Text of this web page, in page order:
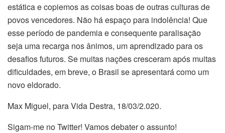
estática e copiemos as coisas boas de outras culturas de
povos vencedores. Não há espaço para indolência! Que
esse período de pandemia e consequente paralisação
seja uma recarga nos ânimos, um aprendizado para os
desafios futuros. Se muitas nações cresceram após muitas
dificuldades, em breve, o Brasil se apresentará como um
novo eldorado.
Max Miguel, para Vida Destra, 18/03/2.020.
Sigam-me no Twitter! Vamos debater o assunto!